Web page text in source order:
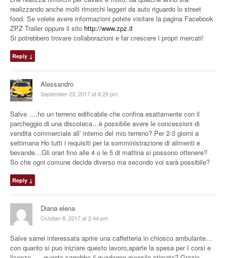
realizzando anche molti rimorchi leggeri da auto riguardo lo street
food. Se volete avere informazioni potete visitare la pagina Facebook
ZPZ Trailer oppure il sito http://www.zpz.it
Si potrebbero trovare collaborazioni e far crescere i propri mercati!
Reply ↓
Alessandro
September 23, 2017 at 8:29 pm
Salve ….ho un terreno edificabile che confina esattamente con il
parcheggio di una discoteca…è possibile avere le concessioni di
vendita commerciale all’ interno del mio terreno? Per 2-3 giorni a
settimana Ho tutti i requisiti per la somministrazione di alimenti e
bevande…Gli orari fino alle 4 o le 5 di mattina si possono ottenere?
So che ogni comune decide diverso ma secondo voi sarà possibile?
Reply ↓
Diana elena
October 8, 2017 at 2:44 pm
Salve sarrei interessata aprire una caffetteria in chiosco ambulante…
con quanto si puo iniziare questo lavoro,aparte la spesa per I corsi e